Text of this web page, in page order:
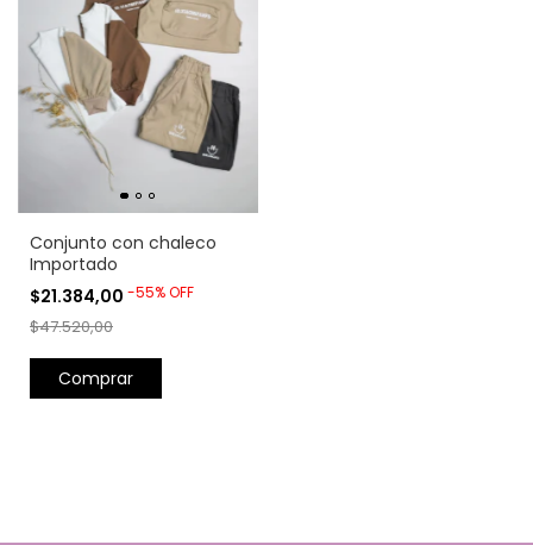
Conjunto con chaleco
Importado
$21.384,00 -55%OFF
$47.520,00
Comprar